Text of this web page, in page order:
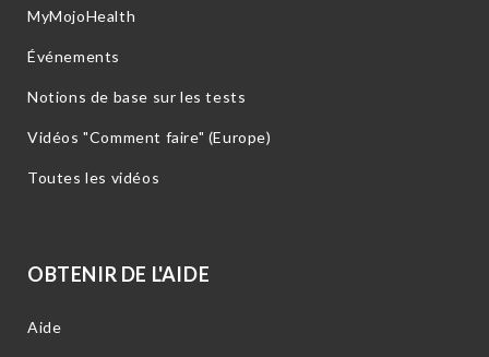
MyMojoHealth
Événements
Notions de base sur les tests
Vidéos "Comment faire" (Europe)
Toutes les vidéos
OBTENIR DE L'AIDE
Aide